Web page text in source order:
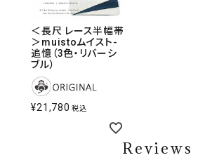
＜長尺 レース半幅帯
＞muistoムイスト-
追憶（3色・リバーシ
ブル）
¥21,780 税込
Reviews